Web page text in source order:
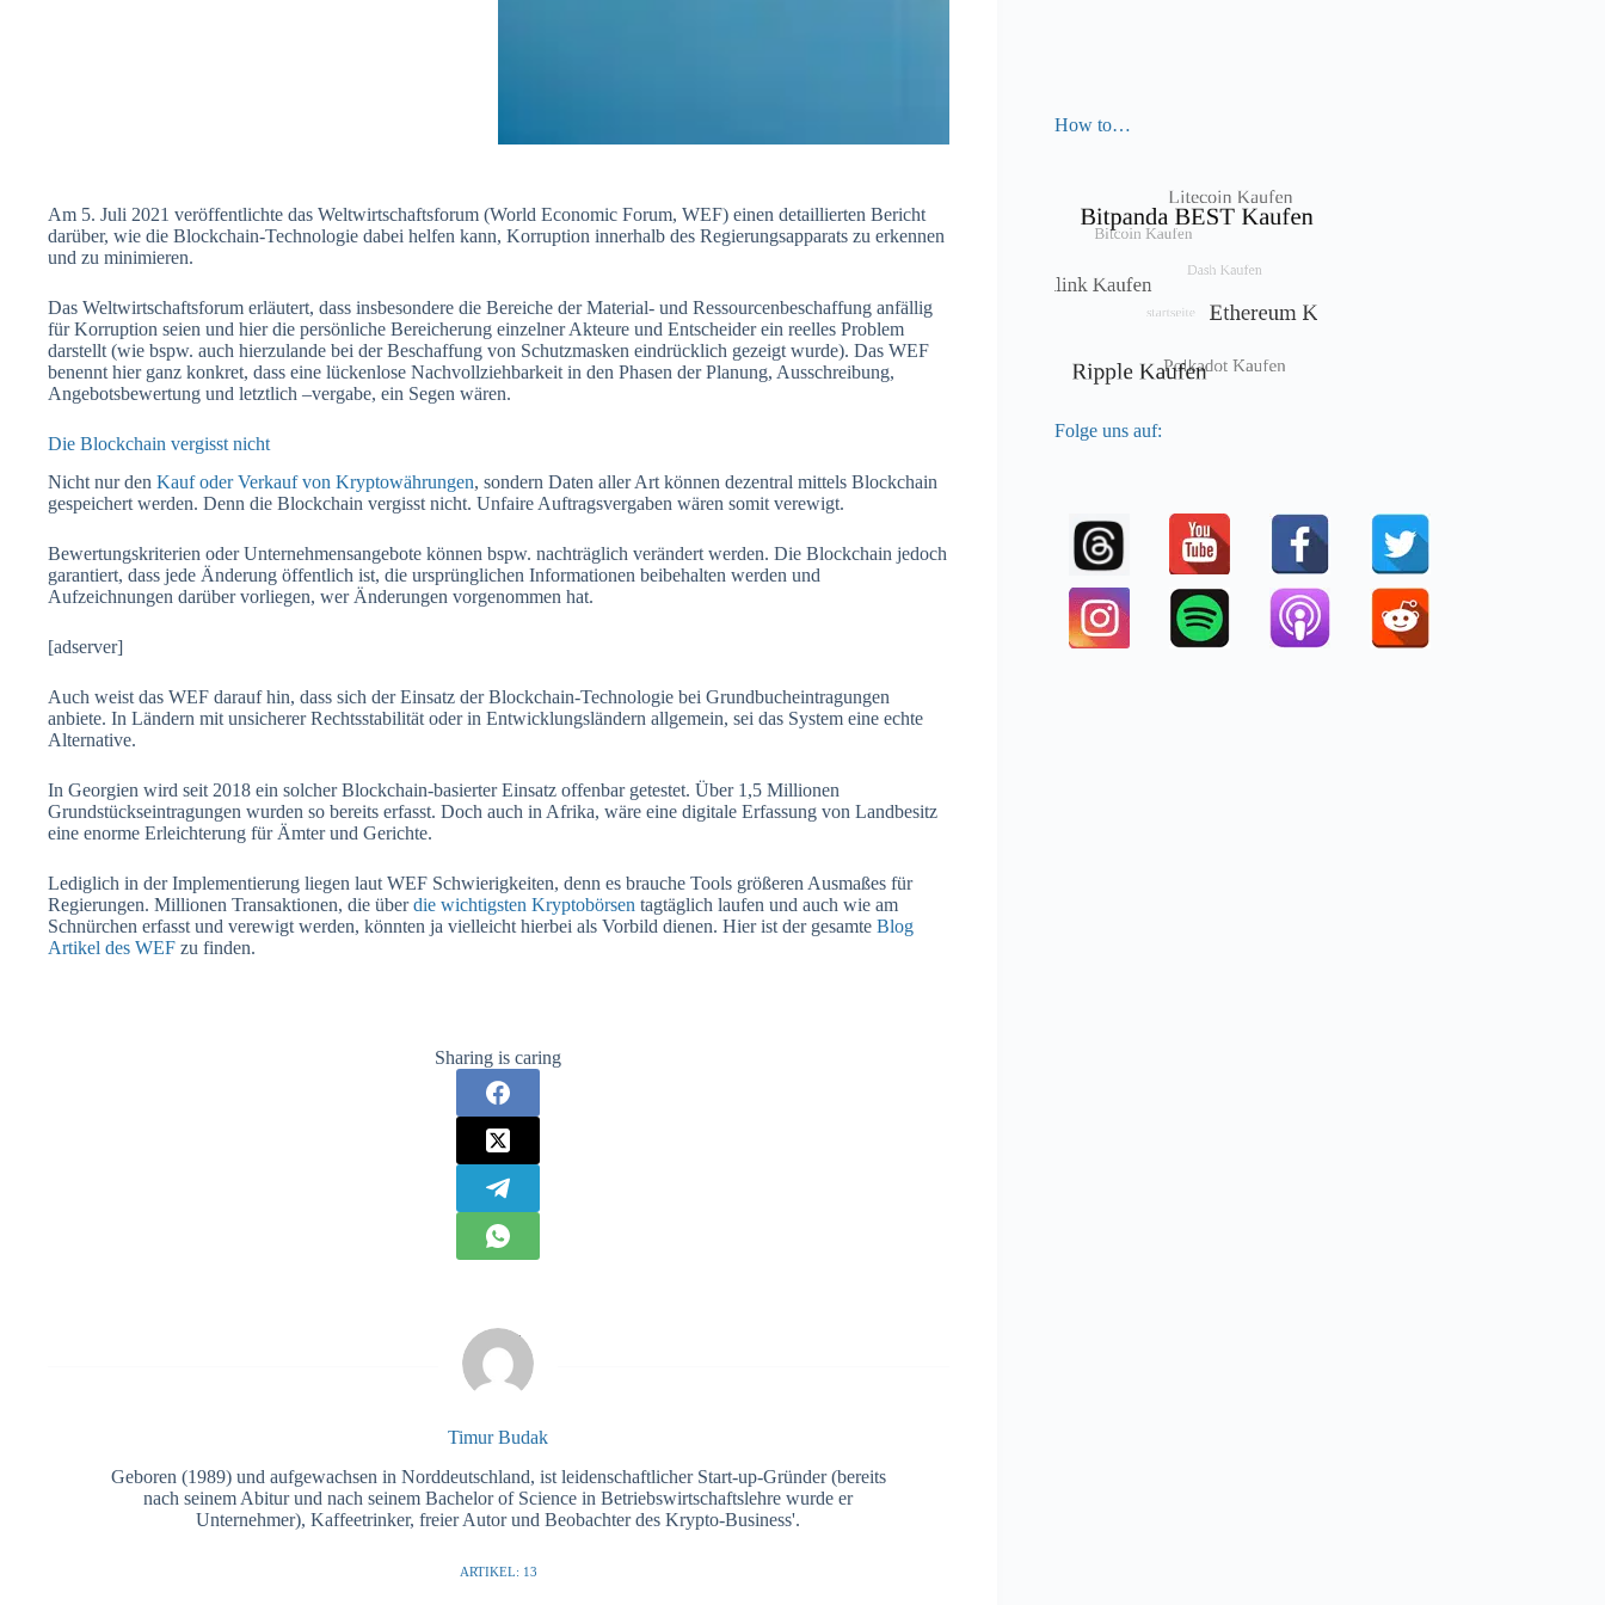
Am 5. Juli 2021 veröffentlichte das Weltwirtschaftsforum (World Economic Forum, WEF) einen detaillierten Bericht
darüber, wie die Blockchain-Technologie dabei helfen kann, Korruption innerhalb des Regierungsapparats zu erkennen
und zu minimieren.
Das Weltwirtschaftsforum erläutert, dass insbesondere die Bereiche der Material- und Ressourcenbeschaffung anfällig
für Korruption seien und hier die persönliche Bereicherung einzelner Akteure und Entscheider ein reelles Problem
darstellt (wie bspw. auch hierzulande bei der Beschaffung von Schutzmasken eindrücklich gezeigt wurde). Das WEF
benennt hier ganz konkret, dass eine lückenlose Nachvollziehbarkeit in den Phasen der Planung, Ausschreibung,
Angebotsbewertung und letztlich –vergabe, ein Segen wären.
Die Blockchain vergisst nicht
Nicht nur den Kauf oder Verkauf von Kryptowährungen, sondern Daten aller Art können dezentral mittels Blockchain
gespeichert werden. Denn die Blockchain vergisst nicht. Unfaire Auftragsvergaben wären somit verewigt.
Bewertungskriterien oder Unternehmensangebote können bspw. nachträglich verändert werden. Die Blockchain jedoch
garantiert, dass jede Änderung öffentlich ist, die ursprünglichen Informationen beibehalten werden und
Aufzeichnungen darüber vorliegen, wer Änderungen vorgenommen hat.
[adserver]
Auch weist das WEF darauf hin, dass sich der Einsatz der Blockchain-Technologie bei Grundbucheintragungen
anbiete. In Ländern mit unsicherer Rechtsstabilität oder in Entwicklungsländern allgemein, sei das System eine echte
Alternative.
In Georgien wird seit 2018 ein solcher Blockchain-basierter Einsatz offenbar getestet. Über 1,5 Millionen
Grundstückseintragungen wurden so bereits erfasst. Doch auch in Afrika, wäre eine digitale Erfassung von Landbesitz
eine enorme Erleichterung für Ämter und Gerichte.
Lediglich in der Implementierung liegen laut WEF Schwierigkeiten, denn es brauche Tools größeren Ausmaßes für
Regierungen. Millionen Transaktionen, die überdie wichtigsten Kryptobörsen tagtäglich laufen und auch wie am
Schnürchen erfasst und verewigt werden, könnten ja vielleicht hierbei als Vorbild dienen. Hier ist der gesamte Blog
Artikel des WEF zu finden.
Sharing is caring
Timur Budak
Geboren (1989) und aufgewachsen in Norddeutschland, ist leidenschaftlicher Start-up-Gründer (bereits
nach seinem Abitur und nach seinem Bachelor of Science in Betriebswirtschaftslehre wurde er
Unternehmer), Kaffeetrinker, freier Autor und Beobachter des Krypto-Business'.
ARTIKEL: 13
How to…
Folge uns auf: